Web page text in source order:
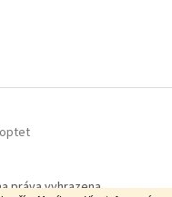
práva vyhrazena.